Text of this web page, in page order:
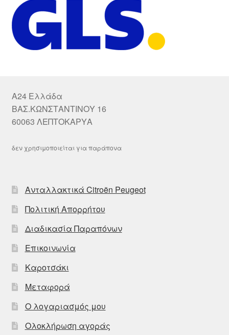
A24 Ελλάδα
ΒΑΣ.ΚΩΝΣΤΑΝΤΙΝΟΥ 16
60063 ΛΕΠΤΟΚΑΡΥΑ
δεν χρησιμοποιείται για παράπονα
Ανταλλακτικά Citroën Peugeot
Πολιτική Απορρήτου
Διαδικασία Παραπόνων
Επικοινωνία
Καροτσάκι
Μεταφορά
Ο λογαριασμός μου
Ολοκλήρωση αγοράς